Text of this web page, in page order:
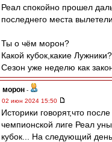
Реал спокойно прошел
последнего места
Ты о чём морон?
Какой кубок,какие Лужники?
Сезон уже неделю как
морон -
02 июн 2024 15:50
Историки говорят,что после
чемпионской лиге Реал
кубок... На следующий